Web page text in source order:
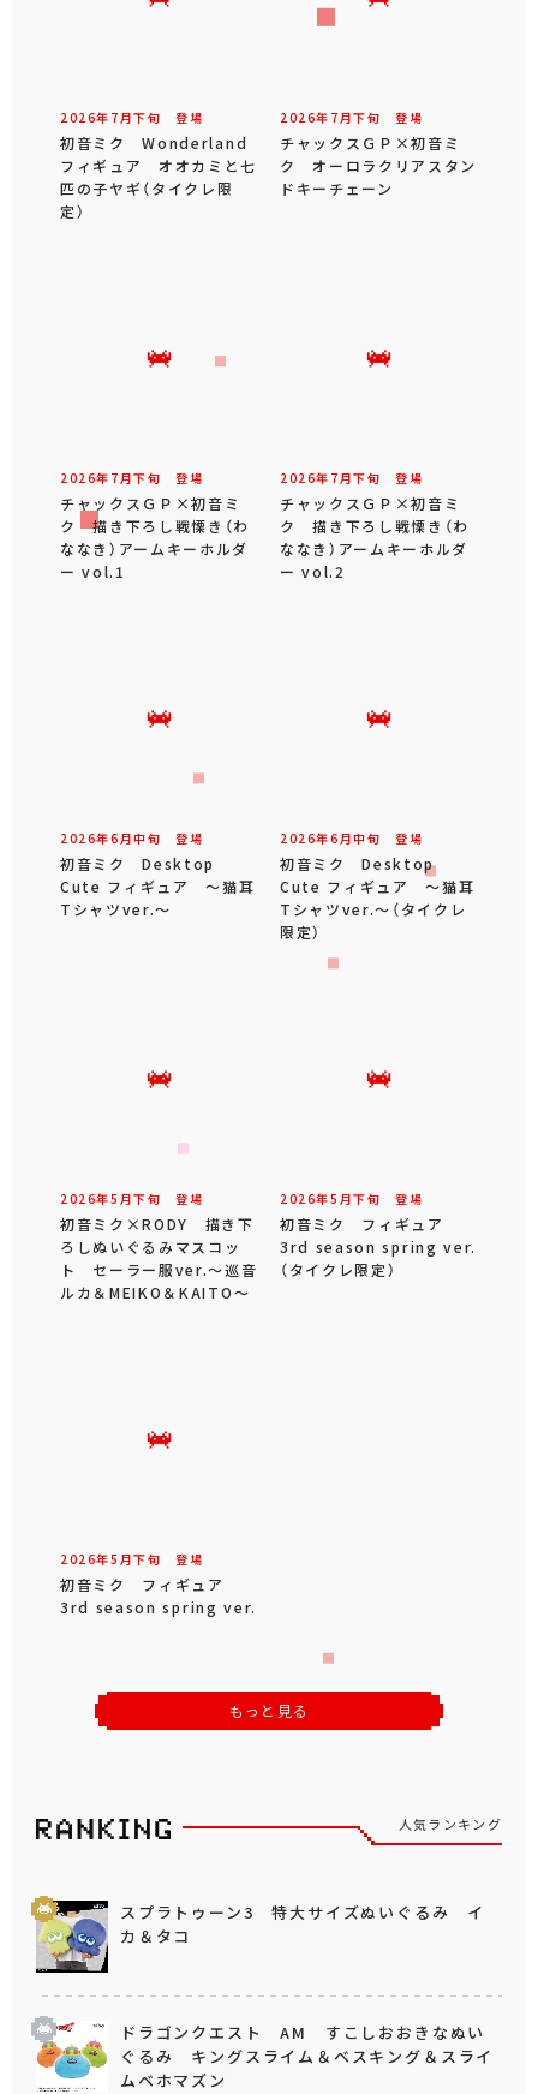
2026年 7 月下旬 登場
初音ミク Wonderland
フィギュア オオカミと七
匹の子ヤギ（タイクレ限
定）
2026年 7 月下旬 登場
チャックスＧＰ×初音ミ
ク オーロラクリアスタン
ドキーチェーン
2026年 7 月下旬 登場
チャックスＧＰ×初音ミ
ク 描き下ろし戦慄き（わ
ななき）アームキーホルダ
ー vol.1
2026年 7 月下旬 登場
チャックスＧＰ×初音ミ
ク 描き下ろし戦慄き（わ
ななき）アームキーホルダ
ー vol.2
2026年6 月中旬 登場
初音ミク Desktop
Cute フィギュア ～猫耳
Tシャツver.～
2026年6 月中旬 登場
初音ミク Desktop
Cute フィギュア ～猫耳
Tシャツver.～（タイクレ
限定）
2026年5 月下旬 登場
初音ミク×RODY 描き下
ろしぬいぐるみマスコッ
ト セーラー服ver.～巡音
ルカ＆MEIKO＆KAITO～
2026年5 月下旬 登場
初音ミク フィギュア
3rd season spring ver.
（タイクレ限定）
2026年5 月下旬 登場
初音ミク フィギュア
3rd season spring ver.
もっと見る
人気ランキング
スプラトゥーン3 特大サイズぬいぐるみ イ
カ＆タコ
ドラゴンクエスト AM すこしおおきなぬい
ぐるみ キングスライム＆ベスキング＆スライ
ムベホマズン